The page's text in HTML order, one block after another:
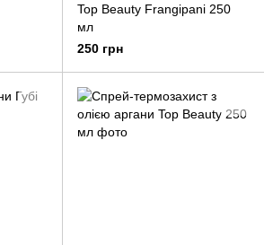
Top Beauty Frangipani 250
мл
250 грн